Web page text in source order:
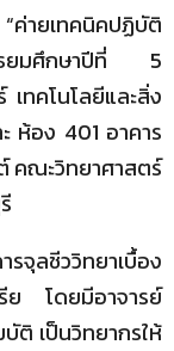
ค่ายเทคนิคปฏิบัติ
ธยมศึกษาปีที่ 5
ทคโนโลยีและสิ่ง
ห้อง 401 อาคาร
คณะวิทยาศาสตร์
จุลชีววิทยาเบื้อง
ย โดยมีอาจารย์
ติ เป็นวิทยากรให้